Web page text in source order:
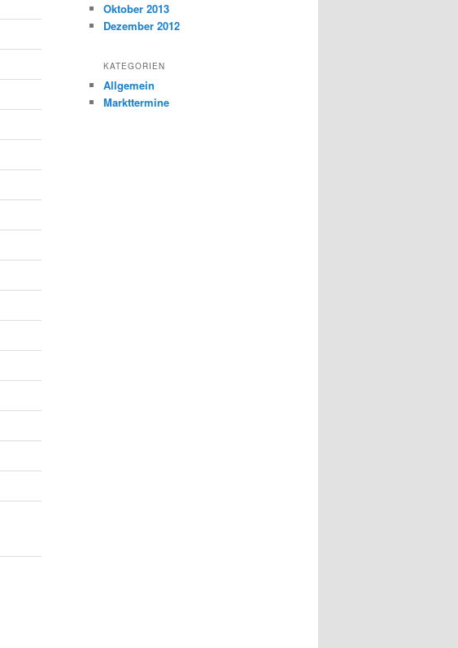
Oktober 2013
Dezember 2012
KATEGORIEN
Allgemein
Markttermine